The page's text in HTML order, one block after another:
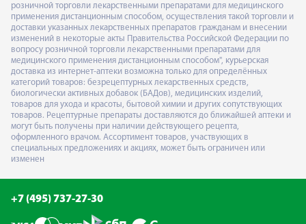
розничной торговли лекарственными препаратами для медицинского
применения дистанционным способом, осуществления такой торговли и
доставки указанных лекарственных препаратов гражданам и внесении
изменений в некоторые акты Правительства Российской Федерации по
вопросу розничной торговли лекарственными препаратами для
медицинского применения дистанционным способом", курьерская
доставка из интернет-аптеки возможна только для определённых
категорий товаров: безрецептурных лекарственных средств,
биологически активных добавок (БАДов), медицинских изделий,
товаров для ухода и красоты, бытовой химии и других сопутствующих
товаров. Рецептурные препараты доставляются до ближайшей аптеки и
могут быть получены при наличии действующего рецепта,
оформленного врачом. Ассортимент товаров, участвующих в
специальных предложениях и акциях, может быть ограничен или
изменен
+7 (495) 737-27-30